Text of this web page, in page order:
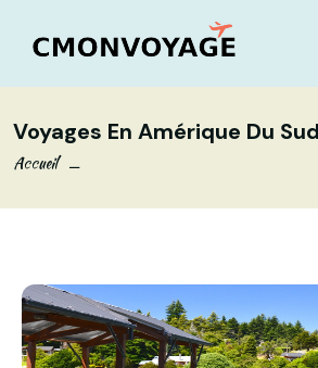
Voyages En Amérique Du Sud
Accueil